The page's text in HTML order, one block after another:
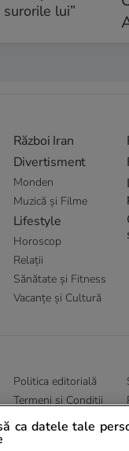
lui”
Război Iran
Divertisment
Monden
Muzică și Filme
Lifestyle
Horoscop
Relații
Sănătate și Fitness
Vacanțe și Cultură
Politica editorială
Termeni și Conditii
Abonamente
ca datele tale